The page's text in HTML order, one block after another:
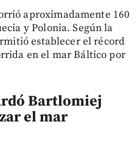
aproximadamente 160
y Polonia. Según la
establecer el récord
en el mar Báltico por
Bartlomiej
el mar